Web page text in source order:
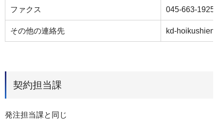
ファクス 045-663-1925
その他の連絡先 kd-
契約担当課
発注担当課と同じ